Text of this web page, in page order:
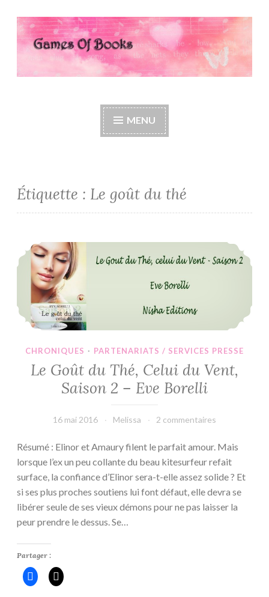
Accéder
au
contenu
Games Of Books
MENU
Étiquette : Le goût du thé
Le Goût du Thé, Celui du Vent, Saison 2 – Eve Borelli
CHRONIQUES · PARTENARIATS / SERVICES PRESSE
Le Goût du Thé, Celui du Vent,
Saison 2 – Eve Borelli
16 mai 2016 Melissa 2 commentaires
Résumé : Elinor et Amaury filent le parfait amour. Mais
lorsque l’ex un peu collante du beau kitesurfeur refait
surface, la confiance d’Elinor sera-t-elle assez solide ? Et
si ses plus proches soutiens lui font défaut, elle devra se
libérer seule de ses vieux démons pour ne pas laisser la
peur prendre le dessus. Se…
Partager :